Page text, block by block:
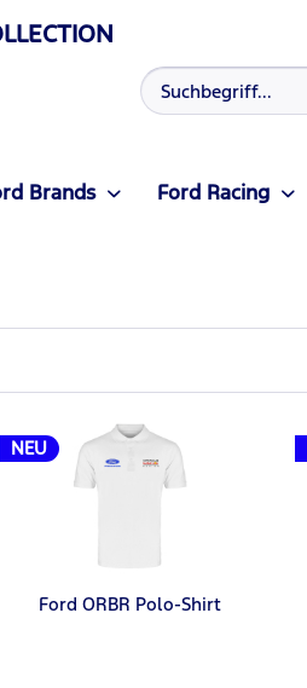
Brands Ford Racing
NEU
Ford ORBR Polo-Shirt